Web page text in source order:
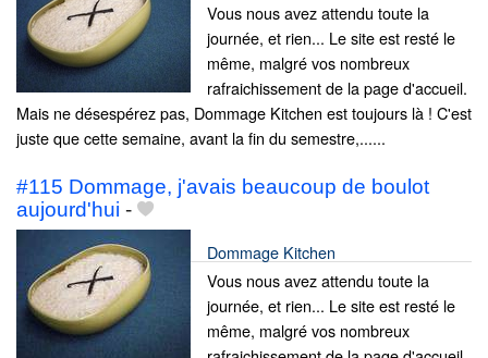
Vous nous avez attendu toute la
journée, et rien... Le site est resté le
même, malgré vos nombreux
rafraichissement de la page d'accueil.
Mais ne désespérez pas, Dommage Kitchen est toujours là ! C'est
juste que cette semaine, avant la fin du semestre,......
#115 Dommage, j'avais beaucoup de boulot
aujourd'hui -
Dommage Kitchen
Vous nous avez attendu toute la
journée, et rien... Le site est resté le
même, malgré vos nombreux